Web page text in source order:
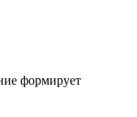
формирует